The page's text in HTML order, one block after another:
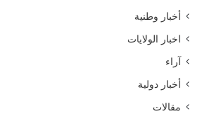
أخبار وطنية
اخبار الولايات
آراء
أخبار دولية
مقالات